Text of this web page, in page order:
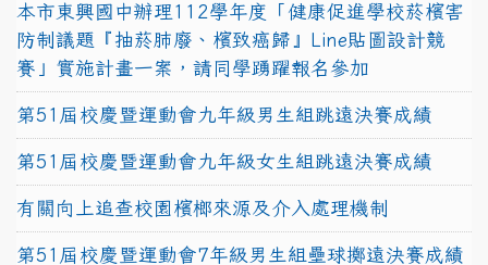
本市東興國中辦理112學年度「健康促進學校菸檳害
防制議題『抽菸肺廢、檳致癌歸』Line貼圖設計競
賽」實施計畫一案，請同學踴躍報名參加
第51屆校慶暨運動會九年級男生組跳遠決賽成績
第51屆校慶暨運動會九年級女生組跳遠決賽成績
有關向上追查校園檳榔來源及介入處理機制
第51屆校慶暨運動會7年級男生組壘球擲遠決賽成績